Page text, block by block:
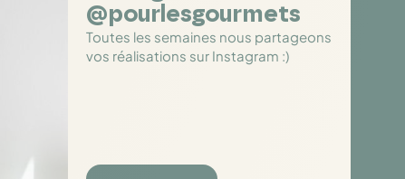
@pourlesgourmets
Toutes les semaines nous partageons
vos réalisations sur Instagram :)